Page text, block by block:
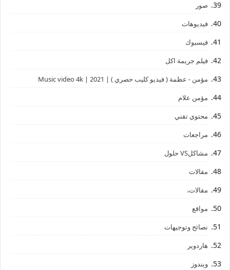
صور
فيديوهات
فيسبوك
فيلم جريمة اكل
مؤمن - عظمة ( فيديو كليب حصري ) | 2021 | Music video 4k
مؤمن علام
محتوي تقني
مراجعات
مشاكلVS حلول
مقالات
مقالات،
مواقع
نصائح وتوجيهات
هاردوير
ويندوز